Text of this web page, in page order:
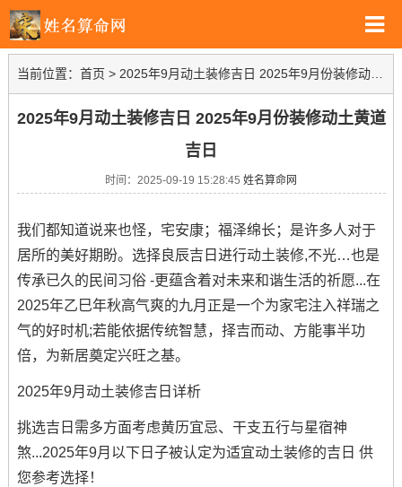
当前位置： 首页 > 2025年9月动土装修吉日 2025年9月份装修动土黄道吉日
2025年9月动土装修吉日 2025年9月份装修动土黄道
吉日
时间：2025-09-19 15:28:45 姓名算命网
我们都知道说来也怪，宅安康；福泽绵长；是许多人对于
居所的美好期盼。选择良辰吉日进行动土装修,不光…也是
传承已久的民间习俗 -更蕴含着对未来和谐生活的祈愿...在
2025年乙巳年秋高气爽的九月正是一个为家宅注入祥瑞之
气的好时机;若能依据传统智慧，择吉而动、方能事半功
倍，为新居奠定兴旺之基。
2025年9月动土装修吉日详析
挑选吉日需多方面考虑黄历宜忌、干支五行与星宿神
煞...2025年9月以下日子被认定为适宜动土装修的吉日 供
您参考选择！